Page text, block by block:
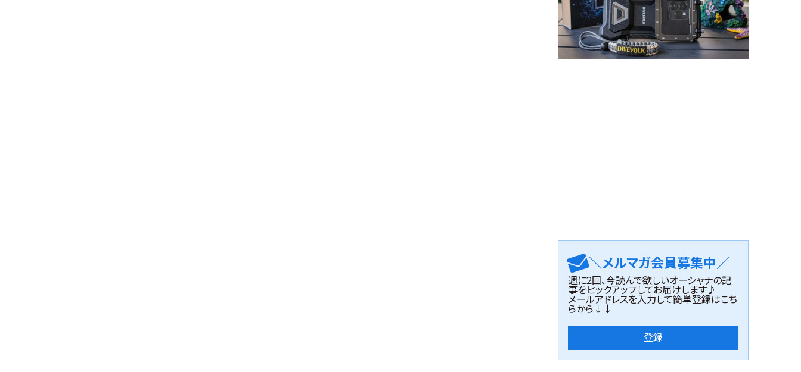
＼メルマガ会員募集中／
週に2回、今読んで欲しいオーシャナの記
事をピックアップしてお届けします♪
メールアドレスを入力して簡単登録はこち
らから↓↓
登録